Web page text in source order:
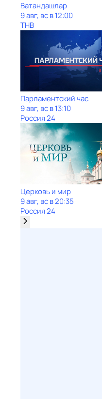
Ватандашлар
9 авг, вс в 12:00
ТНВ
Парламентский час
9 авг, вс в 13:10
Россия 24
Церковь и мир
9 авг, вс в 20:35
Россия 24